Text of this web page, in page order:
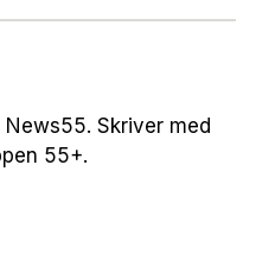
Skriver med
55+.